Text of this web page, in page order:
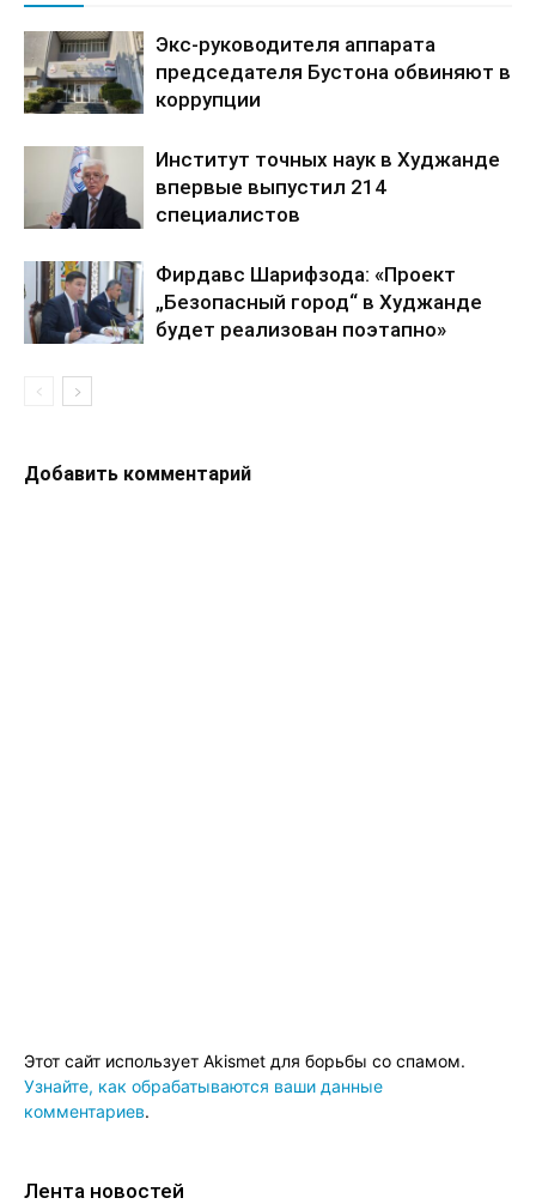
Экс-руководителя аппарата
председателя Бустона обвиняют в
коррупции
Институт точных наук в Худжанде
впервые выпустил 214
специалистов
Фирдавс Шарифзода: «Проект
„Безопасный город“ в Худжанде
будет реализован поэтапно»
Добавить комментарий
Этот сайт использует Akismet для борьбы со спамом.
Узнайте, как обрабатываются ваши данные
комментариев.
Лента новостей